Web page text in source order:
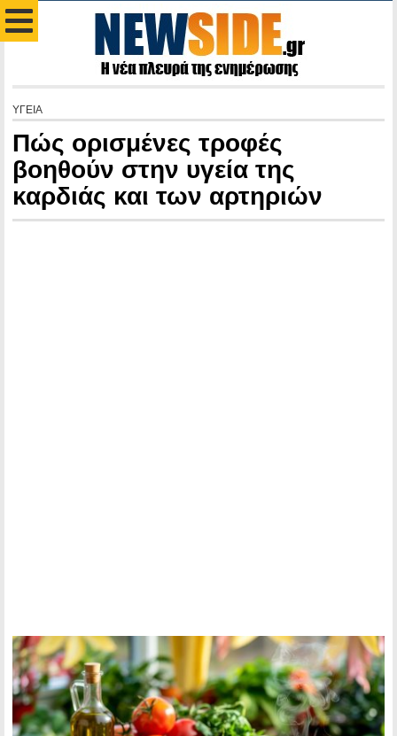
ΥΓΕΙΑ
Πώς ορισμένες τροφές
βοηθούν στην υγεία της
καρδιάς και των αρτηριών